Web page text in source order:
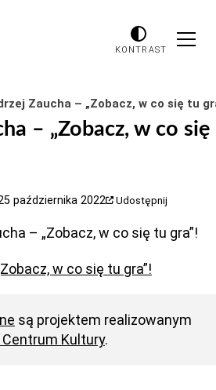
KONTRAST
Zaucha – „Zobacz, w co się tu
– „Zobacz, w co się
października 2022 Udostępnij
w co się tu gra”!
są projektem realizowanym
Kultury.